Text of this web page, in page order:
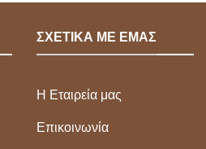
ΣΧΕΤΙΚΑ ΜΕ ΕΜΑΣ
Η Εταιρεία μας
Επικοινωνία